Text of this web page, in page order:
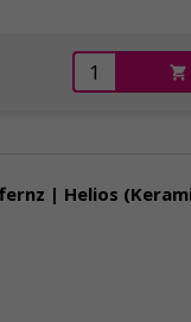
| Helios